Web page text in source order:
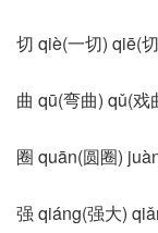
切 qiè(一切) qiē(
曲 qū(弯曲) qǔ(戏
圈 quān(圆圈)
强 qiáng(强大)